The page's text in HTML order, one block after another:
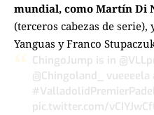
mundial, como Martín Di
(terceros cabezas de
Yanguas y Franco
ChingoJump is in
@Chingoland_
pic.twitter.com/